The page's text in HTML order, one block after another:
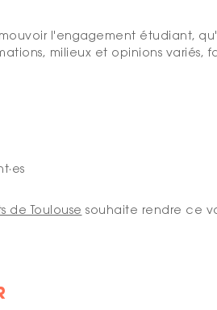
l'engagement étudiant,
milieux et opinions
de Toulouse souhaite rendre ce